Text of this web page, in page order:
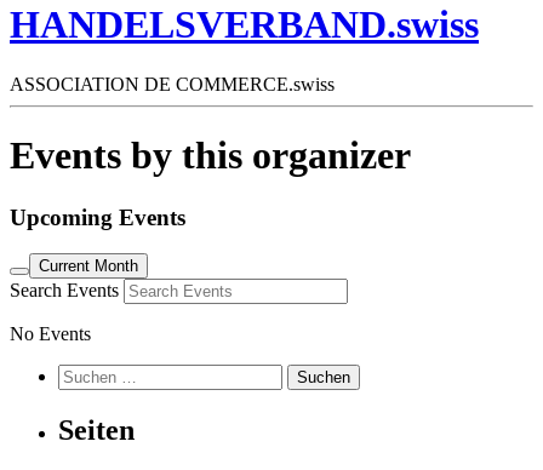
HANDELSVERBAND.swiss
ASSOCIATION DE COMMERCE.swiss
Events by this organizer
Upcoming Events
Current Month
Search Events
No Events
Suchen
nach:
Seiten